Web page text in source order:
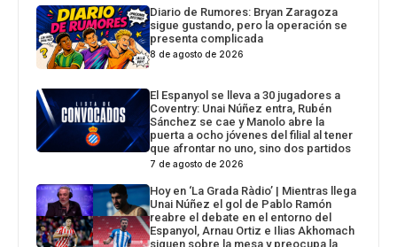
Diario de Rumores: Bryan Zaragoza
sigue gustando, pero la operación se
presenta complicada
8 de agosto de 2026
El Espanyol se lleva a 30 jugadores a
Coventry: Unai Núñez entra, Rubén
Sánchez se cae y Manolo abre la
puerta a ocho jóvenes del filial al tener
que afrontar no uno, sino dos partidos
7 de agosto de 2026
Hoy en ‘La Grada Ràdio’ | Mientras llega
Unai Núñez el gol de Pablo Ramón
reabre el debate en el entorno del
Espanyol, Arnau Ortiz e Ilias Akhomach
siguen sobre la mesa y preocupa la